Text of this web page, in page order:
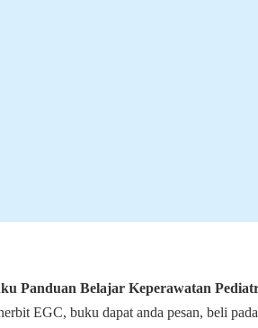
Panduan Belajar Keperawatan
EGC, buku dapat anda pesan, beli